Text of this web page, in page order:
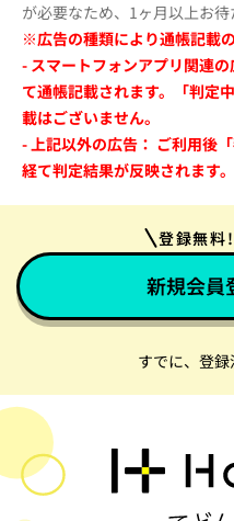
が必要なため、1ヶ月以上お
※広告の種類により通帳記載
- スマートフォンアプリ関連
て通帳記載されます。「判定
載はございません。
- 上記以外の広告： ご利用後
経て判定結果が反映されます。
登録無料
新規会員
すでに、登